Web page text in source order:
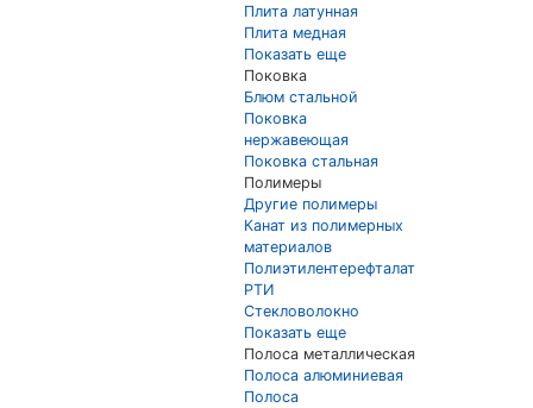
Плита латунная
Плита медная
Показать еще
Поковка
Блюм стальной
Поковка
нержавеющая
Поковка стальная
Полимеры
Другие полимеры
Канат из полимерных
материалов
Полиэтилентерефталат
РТИ
Стекловолокно
Показать еще
Полоса металлическая
Полоса алюминиевая
Полоса